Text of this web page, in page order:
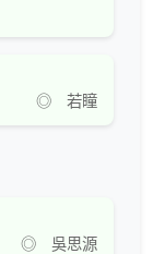
◎ 若瞳
◎ 吳思源